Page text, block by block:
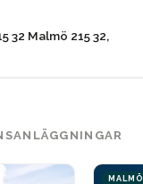
32 Malmö 215 32,
MALMÖ